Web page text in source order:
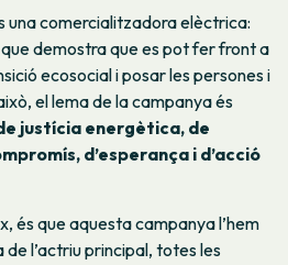
una comercialitzadora elèctrica:
que demostra que es pot fer front a
ecosocial i posar les persones i
el lema de la campanya és
justícia energètica, de
d’esperança i d’acció
és que aquesta campanya l’hem
l’actriu principal, totes les